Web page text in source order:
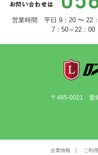
営業時間 平日 9：20 〜 22
7：50～22：
〒485-0021 愛
企業情報 ご利